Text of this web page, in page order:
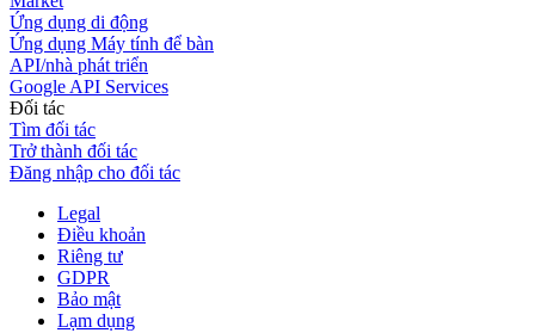
Ứng dụng di động
Ứng dụng Máy tính để bàn
API/nhà phát triển
Google API Services
Đối tác
Tìm đối tác
Trở thành đối tác
Đăng nhập cho đối tác
Legal
Điều khoản
Riêng tư
GDPR
Bảo mật
Lạm dụng